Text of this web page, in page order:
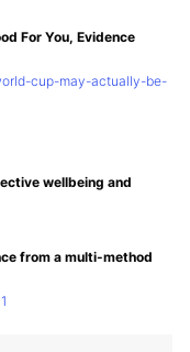
For You, Evidence
cup-may-actually-be-
wellbeing and
from a multi-method